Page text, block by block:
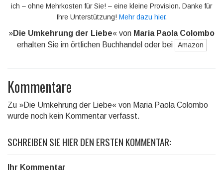
ich – ohne Mehrkosten für Sie! – eine kleine Provision. Danke für
Ihre Unterstützung! Mehr dazu hier.
»Die Umkehrung der Liebe« von Maria Paola Colombo
erhalten Sie im örtlichen Buchhandel oder bei
Amazon
Kommentare
Zu »Die Umkehrung der Liebe« von Maria Paola Colombo
wurde noch kein Kommentar verfasst.
SCHREIBEN SIE HIER DEN ERSTEN KOMMENTAR:
Ihr Kommentar